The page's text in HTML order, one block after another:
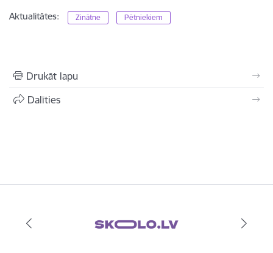
Aktualitātes: Zinātne Pētniekiem
Drukāt lapu
Dalīties